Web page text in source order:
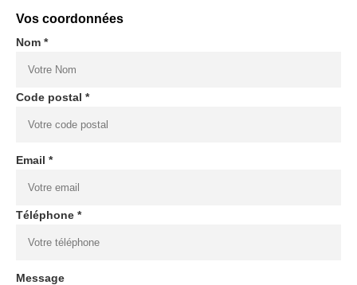
Vos coordonnées
Nom *
Code postal *
Email *
Téléphone *
Message